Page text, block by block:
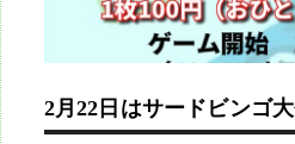
2月22日はサードビンゴ大